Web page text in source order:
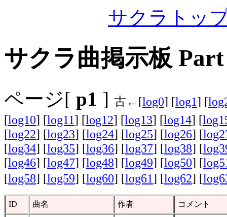
サクラトッ
サクラ曲掲示板
ページ[ p1 ] 古←[log0] [log1] [
[log10] [log11] [log12] [log13] [log14] [
[log22] [log23] [log24] [log25] [log26] [
[log34] [log35] [log36] [log37] [log38] [
[log46] [log47] [log48] [log49] [log50] [
[log58] [log59] [log60] [log61] [log62] [
ID 曲名 作者 コメント